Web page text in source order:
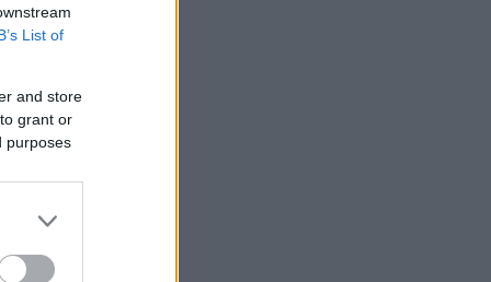
List of
and store
grant or
purposes